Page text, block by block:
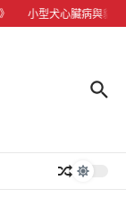
小型犬心臟病與貓中